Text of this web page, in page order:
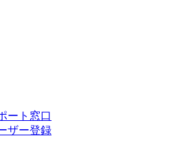
ート窓口
ザー登録